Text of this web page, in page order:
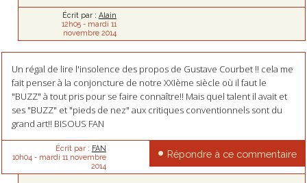
Écrit par : Alain
12h05- mardi 11
novembre 2014
Un régal de lire l'insolence des propos de Gustave Courbet !! cela me
fait penser à la conjoncture de notre XXIème siècle où il faut le
"BUZZ" à tout pris pour se faire connaître!! Mais quel talent il avait et
ses "BUZZ" et "pieds de nez" aux critiques conventionnels sont du
grand art!! BISOUS FAN
Écrit par : FAN
10h04 - mardi 11 novembre
2014
Répondre à ce commentaire